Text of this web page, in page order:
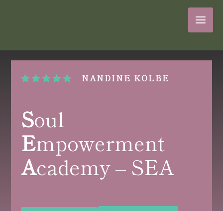
 NANDINE KOLBE
Soul
Empowerment
Academy – SEA